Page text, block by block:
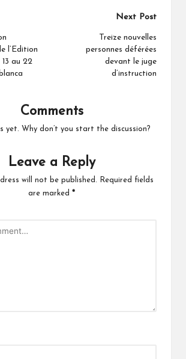
l’Edition
au 22
Next Post
Treize nouvelles
personnes déférées
devant le juge
d’instruction
Comments
yet. Why don’t you start the discussion?
Leave a Reply
will not be published.
Required fields
are marked *